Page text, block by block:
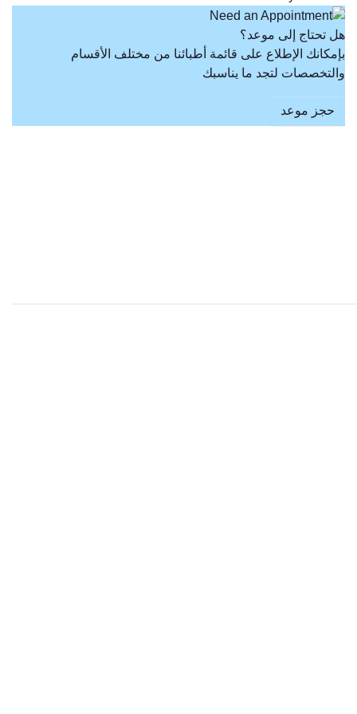
هل تحتاج إلى موعد؟
بإمكانك الإطلاع على قائمة أطبائنا من مختلف الأقسام
والتخصصات لتجد ما يناسبك
حجز موعد